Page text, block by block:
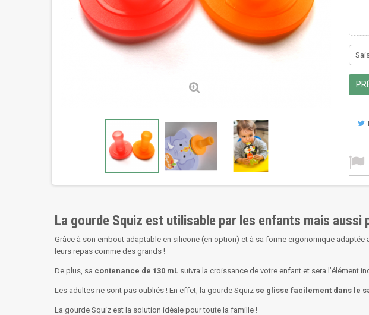
La gourde Squiz est utilisable par les enfants mais aussi
Grâce à son embout adaptable en silicone (en option) et à sa forme ergonomique
leurs repas comme des grands !
De plus, sa contenance de 130 mL suivra la croissance de votre enfant et sera l’élément
Les adultes ne sont pas oubliés ! En effet, la gourde Squiz se glisse facilement dans le
La gourde Squiz est la solution idéale pour toute la famille !